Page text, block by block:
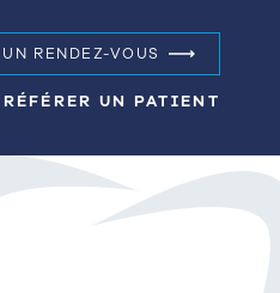
RENDEZ-VOUS
RÉFÉRER UN PATIENT